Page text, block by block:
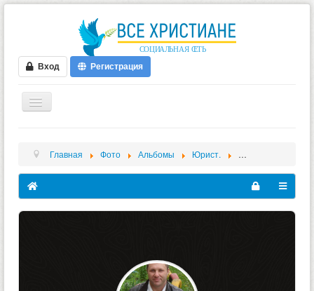
Вход Регистрация
ФОРУМ
ВИДЕО
БЛОГИ
Главная Фото Альбомы Юрист. Юрист. 09.09.2023